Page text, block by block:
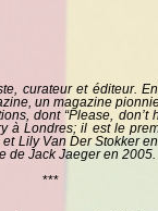
curateur et éditeur.
un magazine
dont “Please, don’t
à Londres; il est le
Lily Van Der Stokker
de Jack Jaeger en 2005.
***